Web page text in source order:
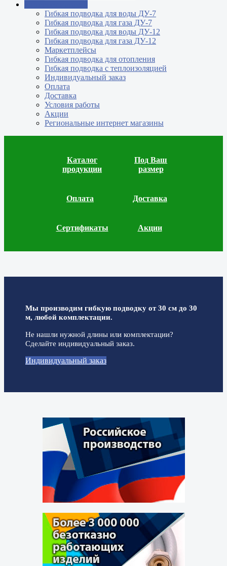
Гибкая подводка для воды ДУ-7
Гибкая подводка для газа ДУ-7
Гибкая подводка для воды ДУ-12
Гибкая подводка для газа ДУ-12
Маркетплейсы
Гибкая подводка для отопления
Гибкая подводка с теплоизоляцией
Индивидуальный заказ
Оплата
Доставка
Условия работы
Акции
Региональные интернет магазины
Каталог
продукции
Под Ваш
размер
Оплата Доставка
Сертификаты Акции
Мы производим гибкую подводку от 30 см до 30
м, любой комплектации.
Не нашли нужной длины или комплектации?
Сделайте индивидуальный заказ.
Индивидуальный заказ